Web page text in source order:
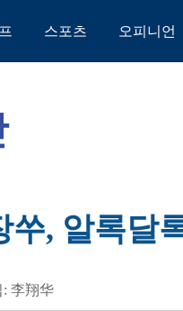
스포츠 오피니언
쑤, 알록달
: 李翔华